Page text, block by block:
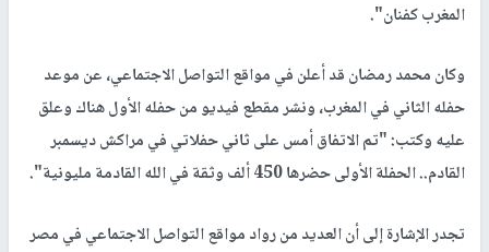
المغرب كفنان".
وكان محمد رمضان قد أعلن في مواقع التواصل الاجتماعي، عن موعد
حفله الثاني في المغرب، ونشر مقطع فيديو من حفله الأول هناك وعلق
عليه وكتب: "تم الاتفاق أمس على ثاني حفلاتي في مراكش ديسمبر
القادم.. الحفلة الأولى حضرها 450 ألف وثقة في الله القادمة مليونية".
تجدر الإشارة إلى أن العديد من رواد مواقع التواصل الاجتماعي في مصر